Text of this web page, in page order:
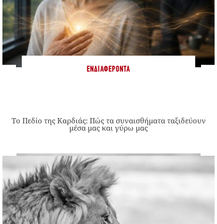
ΕΝΔΙΑΦΈΡΟΝΤΑ
Το Πεδίο της Καρδιάς: Πώς τα συναισθήματα ταξιδεύουν
μέσα μας και γύρω μας